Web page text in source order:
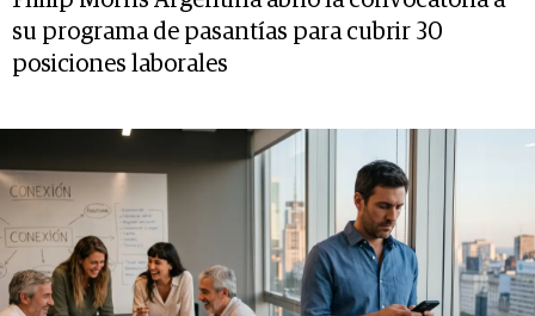
su programa de pasantías para cubrir 30
posiciones laborales